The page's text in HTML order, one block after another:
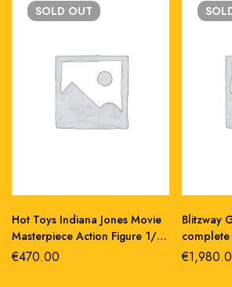
SOLD OUT
Hot Toys Indiana Jones Movie
Masterpiece Action Figure 1/6
Indiana Jones (Deluxe Version)
€470.00
Blitzway
complete
doll 1/6
€